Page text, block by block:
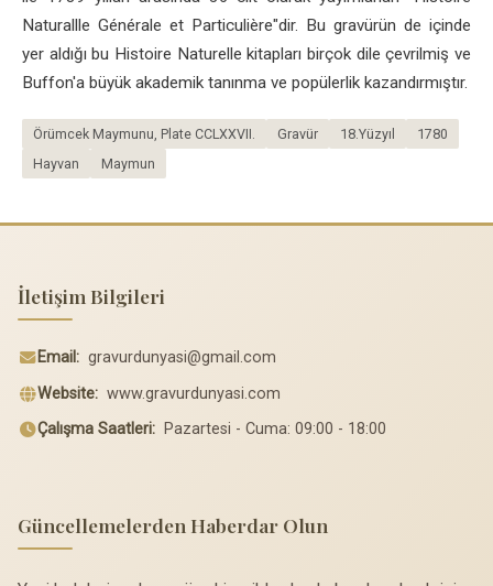
Naturallle Générale et Particulière"dir. Bu gravürün de içinde
yer aldığı bu Histoire Naturelle kitapları birçok dile çevrilmiş ve
Buffon'a büyük akademik tanınma ve popülerlik kazandırmıştır.
Örümcek Maymunu, Plate CCLXXVII. Gravür 18.Yüzyıl
1780
Hayvan
Maymun
İletişim Bilgileri
Email: gravurdunyasi@gmail.com
Website: www.gravurdunyasi.com
Çalışma Saatleri: Pazartesi - Cuma: 09:00 - 18:00
Güncellemelerden Haberdar Olun